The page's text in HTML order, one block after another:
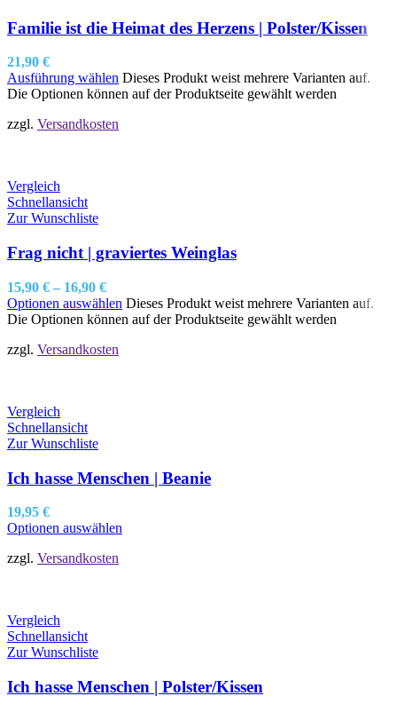
Familie ist die Heimat des Herzens | Polster/Kissen
21,90 €
Ausführung wählen Dieses Produkt weist mehrere Varianten auf.
Die Optionen können auf der Produktseite gewählt werden
zzgl. Versandkosten
Vergleich
Schnellansicht
Zur Wunschliste
Frag nicht | graviertes Weinglas
15,90 € – 16,90 €
Optionen auswählen Dieses Produkt weist mehrere Varianten auf.
Die Optionen können auf der Produktseite gewählt werden
zzgl. Versandkosten
Vergleich
Schnellansicht
Zur Wunschliste
Ich hasse Menschen | Beanie
19,95 €
Optionen auswählen
zzgl. Versandkosten
Vergleich
Schnellansicht
Zur Wunschliste
Ich hasse Menschen | Polster/Kissen